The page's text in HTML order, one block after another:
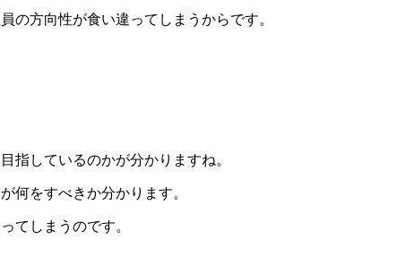
の方向性が食い違ってしまうからです。
指しているのかが分かりますね。
何をすべきか分かります。
てしまうのです。